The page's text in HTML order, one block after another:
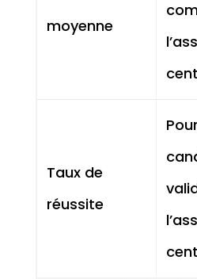
moyenne
Taux de
réussite